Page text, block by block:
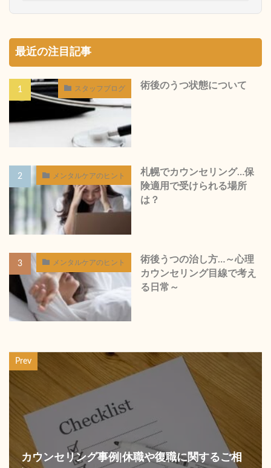
最近の注目記事
スタッフブログ 術後のうつ状態について
メンタルケアのヒント
札幌でカウンセリング…保
険適用で受けられる場所
は？
メンタルケアのヒント
術後うつの治し方…～心理
カウンセリング目線で考え
る日常～
Prev
カウンセリング事例|休職や復職に関するご相